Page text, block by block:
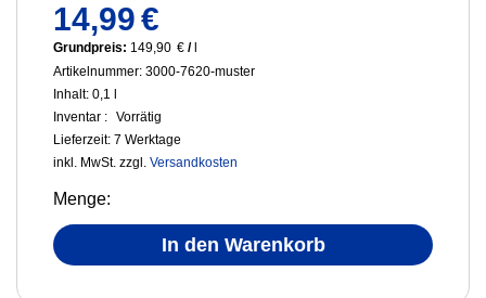
14,99€
Grundpreis: 149,90 € /
Artikelnummer: 3000-7620-muster
Inhalt: 0,1
Inventar :
Vorrätig
Lieferzeit:7 Werktage
inkl. MwSt. zzgl.Versandkosten
Menge:
In den Warenkorb